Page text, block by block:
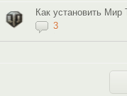
Как установить Мир
3